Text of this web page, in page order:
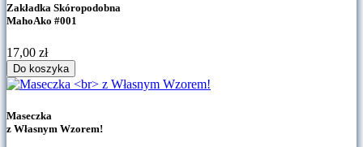
Zakładka Skóropodobna
MahoAko #001
17,00 zł
Do koszyka
Maseczka
z Własnym Wzorem!